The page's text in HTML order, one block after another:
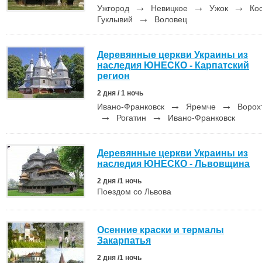
Ужгород → Невицкое → Ужок →
Гуклывий
→ Воловец
Деревянные церкви Украины из
наследия ЮНЕСКО - Карпатский
регион
2 дня / 1 ночь
Ивано-Франковск → Яремче →
→ Рогатин → Ивано-Франковск
Деревянные церкви Украины из
наследия ЮНЕСКО - Львовщина
2 дня /1 ночь
Поездом со Львова
Осенние краски и термалы
Закарпатья
2 дня /1 ночь